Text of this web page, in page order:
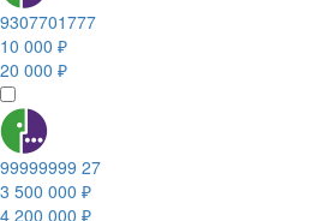
9307701777
10 000 ₽
20 000 ₽
99999999 27
3 500 000 ₽
4 200 000 ₽